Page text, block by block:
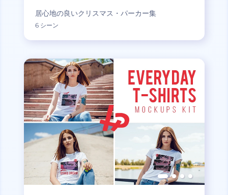
居心地の良いクリスマス・パーカー集
6 シーン